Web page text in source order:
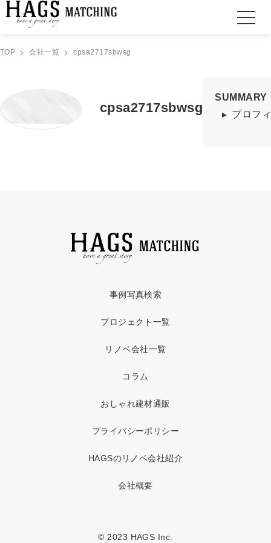
TOP 会社一覧 cpsa2717sbwsg
SUMMARY
プロフ
cpsa2717sbwsg
事例写真検索
プロジェクト一覧
リノベ会社一覧
コラム
おしゃれ建材通販
プライバシーポリシー
HAGSのリノベ会社紹介
会社概要
© 2023 HAGS Inc.